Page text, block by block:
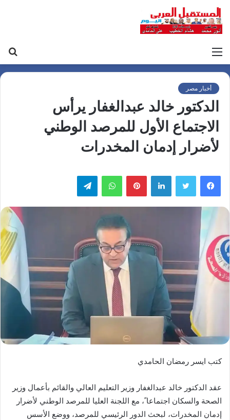
أخبار مصر
الدكتور خالد عبدالغفار يرأس
الاجتماع الأول للمرصد الوطني
لأضرار إدمان المخدرات
لينكدإن بينتيريست واتساب
كتب ايسر رمضان الحامدي
عقد الدكتور خالد عبدالغفار وزير التعليم العالي والقائم بأعمال وزير
الصحة والسكان اجتماعا ً، مع اللجنة العليا للمرصد الوطني لأضرار
إدمان المخدرات، لبحث الدور الرئيسي للمرصد، ووضع الأسس